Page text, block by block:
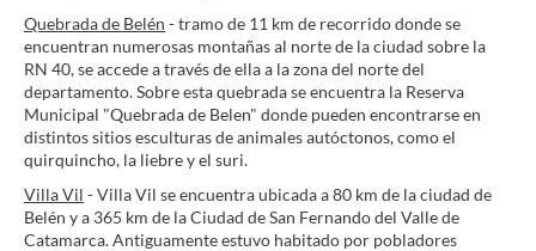
Quebrada de Belén - tramo de 11 km de recorrido donde se
encuentran numerosas montañas al norte de la ciudad sobre la
RN 40, se accede a través de ella a la zona del norte del
departamento. Sobre esta quebrada se encuentra la Reserva
Municipal "Quebrada de Belen" donde pueden encontrarse en
distintos sitios esculturas de animales autóctonos, como el
quirquincho, la liebre y el suri.
Villa Vil - Villa Vil se encuentra ubicada a 80 km de la ciudad de
Belén y a 365 km de la Ciudad de San Fernando del Valle de
Catamarca. Antiguamente estuvo habitado por pobladores